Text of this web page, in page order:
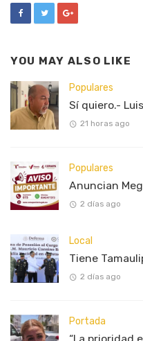
YOU MAY ALSO LIKE
Populares
Sí quiero.-
21 horas ago
Populares
Anuncian
2 días ago
Local
Tiene
2 días ago
Portada